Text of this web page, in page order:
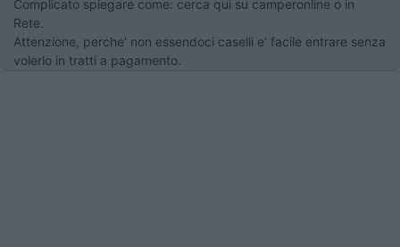
Complicato spiegare come: cerca qui su camperonline o in
Rete.
Attenzione, perche' non essendoci caselli e' facile entrare senza
volerlo in tratti a pagamento.